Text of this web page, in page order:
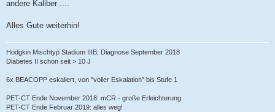
andere Kaliber ....
Alles Gute weiterhin!
Hodgkin Mischtyp Stadium IIIB; Diagnose September 2018
Diabetes II schon seit > 10 J
6x BEACOPP eskaliert, von "voller Eskalation" bis Stufe 1
PET-CT Ende November 2018: mCR - große Erleichterung
PET-CT Ende Februar 2019: alles weg!